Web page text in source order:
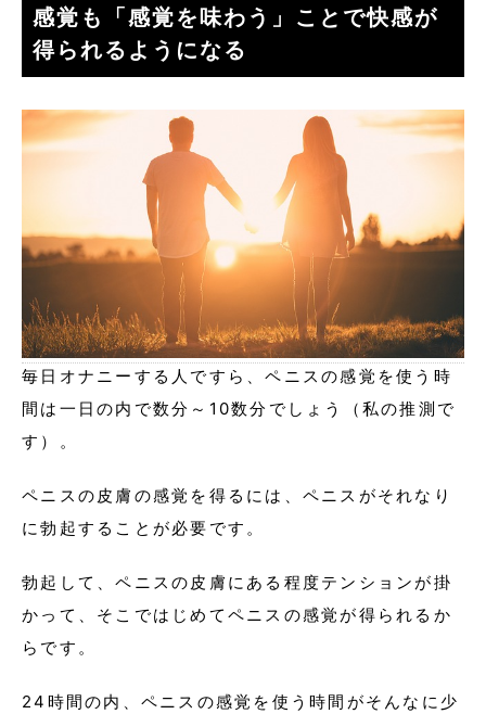
感覚も「感覚を味わう」ことで快感が
得られるようになる
毎日オナニーする人ですら、ペニスの感覚を使う時
間は一日の内で数分～10数分でしょう（私の推測で
す）。
ペニスの皮膚の感覚を得るには、ペニスがそれなり
に勃起することが必要です。
勃起して、ペニスの皮膚にある程度テンションが掛
かって、そこではじめてペニスの感覚が得られるか
らです。
24時間の内、ペニスの感覚を使う時間がそんなに少